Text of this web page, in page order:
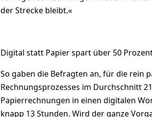
der Strecke bleibt.«
Digital statt Papier spart über 50
So gaben die Befragten an, für die rein
Rechnungsprozesses im Durchschnitt
Papierrechnungen in einen digitalen
knapp 13 Stunden. Wird der ganze